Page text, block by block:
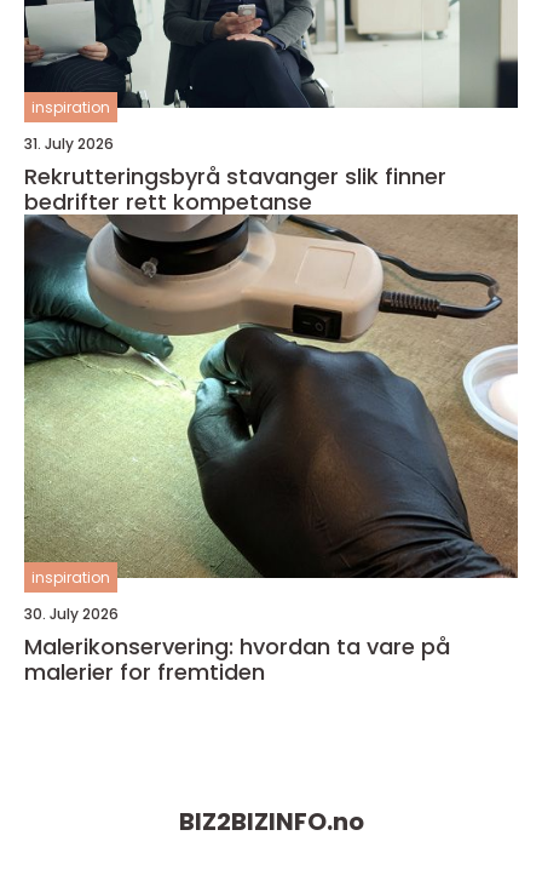
inspiration
31. July 2026
Rekrutteringsbyrå stavanger slik finner
bedrifter rett kompetanse
inspiration
30. July 2026
Malerikonservering: hvordan ta vare på
malerier for fremtiden
BIZ2BIZINFO.no